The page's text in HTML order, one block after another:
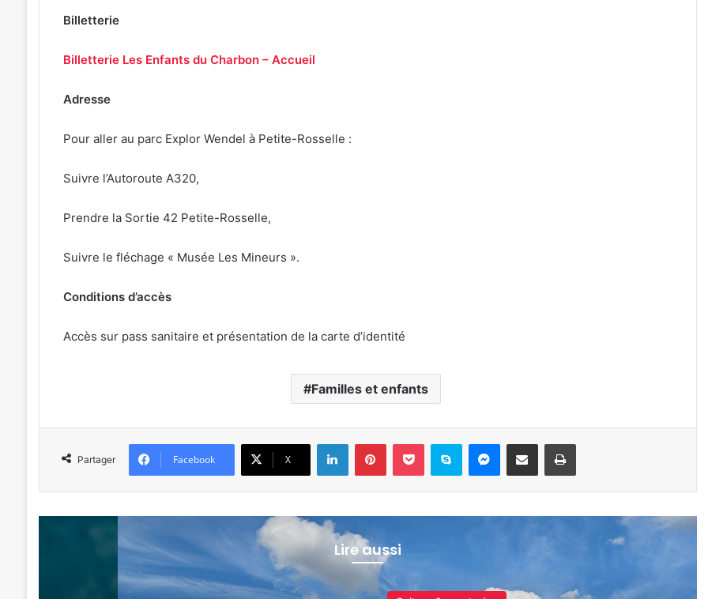
Billetterie
Billetterie Les Enfants du Charbon – Accueil
Adresse
Pour aller au parc Explor Wendel à Petite-Rosselle :
Suivre l’Autoroute A320,
Prendre la Sortie 42 Petite-Rosselle,
Suivre le fléchage « Musée Les Mineurs ».
Conditions d’accès
Accès sur pass sanitaire et présentation de la carte d’identité
Familles et enfants
Partager Facebook X
LinkedinPinterestPocket Skype Messenger
Partager par e-mail Imprimer
Lire aussi